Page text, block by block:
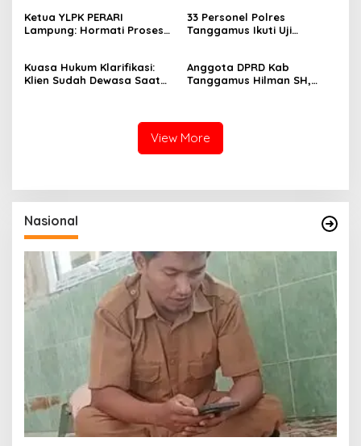
Dicemarkan”
Putra Masuk Tahap
Perkembangan
Ketua YLPK PERARI
Lampung: Hormati Proses
Isu Pergantian Sekda dan
Dugaan Makar ini Akan Kita
33 Personel Polres
Tanggamus Ikuti Uji
Senpi
Kuasa Hukum Klarifikasi:
Klien Sudah Dewasa Saat
Anggota DPRD Kab
Tanggamus Hilman SH,
View More
Nasional